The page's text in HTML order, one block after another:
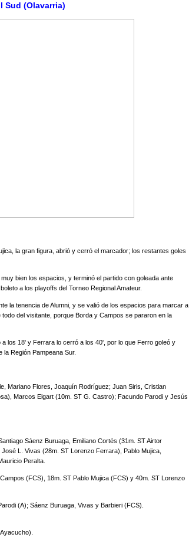
Sud (Olavarria)
la gran figura, abrió y cerró el marcador; los restantes goles
bien los espacios, y terminó el partido con goleada ante
a los playoffs del Torneo Regional Amateur.
la tenencia de Alumni, y se valió de los espacios para marcar a
del visitante, porque Borda y Campos se pararon en la
los 18' y Ferrara lo cerró a los 40', por lo que Ferro goleó y
Región Pampeana Sur.
Mariano Flores, Joaquín Rodríguez; Juan Siris, Cristian
Marcos Elgart (10m. ST G. Castro); Facundo Parodi y Jesús
Sáenz Buruaga, Emiliano Cortés (31m. ST Airtor
L. Vivas (28m. ST Lorenzo Ferrara), Pablo Mujica,
Peralta.
(FCS), 18m. ST Pablo Mujica (FCS) y 40m. ST Lorenzo
(A); Sáenz Buruaga, Vivas y Barbieri (FCS).